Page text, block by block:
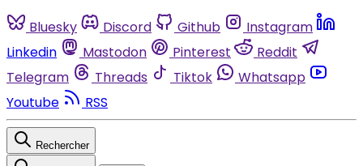
Bluesky Discord Github
Instagram
Linkedin
Mastodon Pinterest
Reddit
Telegram
Threads Tiktok
Whatsapp
Youtube
RSS
Rechercher